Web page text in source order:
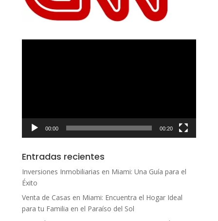
00:00 00:20
Entradas recientes
Inversiones Inmobiliarias en Miami: Una Guía para el
Éxito
Venta de Casas en Miami: Encuentra el Hogar Ideal
para tu Familia en el Paraíso del Sol